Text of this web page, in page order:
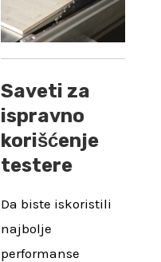
Saveti za
ispravno
korišćenje
testere
Da biste iskoristili
najbolje
performanse